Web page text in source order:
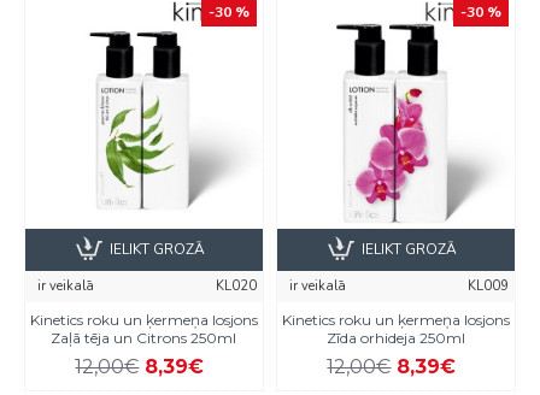
-30 %
ir veikalā
KL020
Kinetics roku un ķermeņa losjons
Zaļā tēja un Citrons 250ml
12,00€ 8,39€
IELIKT GROZĀ
-30 %
ir veikalā
KL009
Kinetics roku un ķermeņa losjons
Zīda orhideja 250ml
12,00€ 8,39€
IELIKT GROZĀ